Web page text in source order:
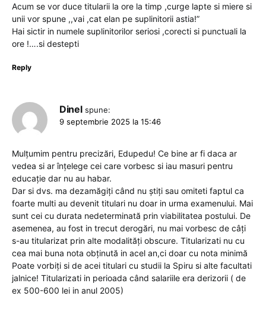
Acum se vor duce titularii la ore la timp ,curge lapte si miere si
unii vor spune ,,vai ,cat elan pe suplinitorii astia!”
Hai sictir in numele suplinitorilor seriosi ,corecti si punctuali la
ore !….si destepti
Reply
Dinel spune:
9 septembrie 2025 la 15:46
Mulțumim pentru precizări, Edupedu! Ce bine ar fi daca ar
vedea si ar înțelege cei care vorbesc si iau masuri pentru
educație dar nu au habar.
Dar si dvs. ma dezamăgiți când nu știți sau omiteti faptul ca
foarte multi au devenit titulari nu doar in urma examenului. Mai
sunt cei cu durata nedeterminată prin viabilitatea postului. De
asemenea, au fost in trecut derogări, nu mai vorbesc de câți
s-au titularizat prin alte modalități obscure. Titularizati nu cu
cea mai buna nota obținută in acel an,ci doar cu nota minimă
Poate vorbiți si de acei titulari cu studii la Spiru si alte facultati
jalnice! Titularizati in perioada când salariile era derizorii ( de
ex 500-600 lei in anul 2005)